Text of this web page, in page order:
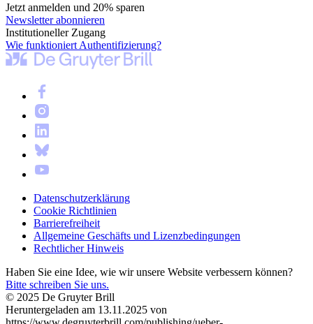
Jetzt anmelden und 20% sparen
Newsletter abonnieren
Institutioneller Zugang
Wie funktioniert Authentifizierung?
Datenschutzerklärung
Cookie Richtlinien
Barrierefreiheit
Allgemeine Geschäfts und Lizenzbedingungen
Rechtlicher Hinweis
Haben Sie eine Idee, wie wir unsere Website verbessern können?
Bitte schreiben Sie uns.
© 2025 De Gruyter Brill
Heruntergeladen am 13.11.2025 von